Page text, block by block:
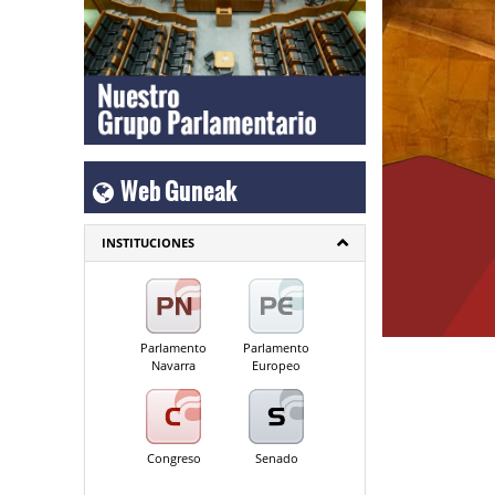
Web Guneak
INSTITUCIONES
Parlamento
Navarra
Parlamento
Europeo
Congreso Senado